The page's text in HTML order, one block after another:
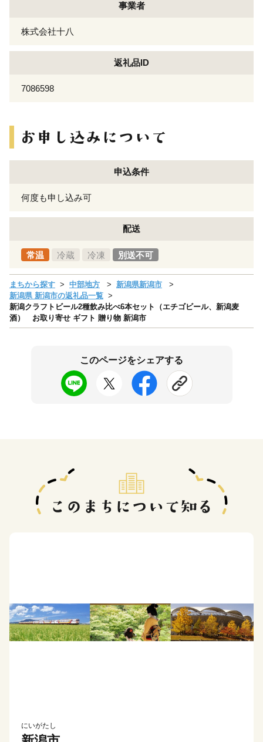
事業者
株式会社十八
返礼品ID
7086598
申込条件
何度も申し込み可
配送
常温 冷蔵 冷凍 別送不可
まちから探す 中部地方
新潟県新潟市
新潟県 新潟市の返礼品一覧
新潟クラフトビール2種飲み比べ6本セット（エチゴビール、新潟麦
酒） お取り寄せ ギフト 贈り物 新潟市
このページをシェアする
にいがたし